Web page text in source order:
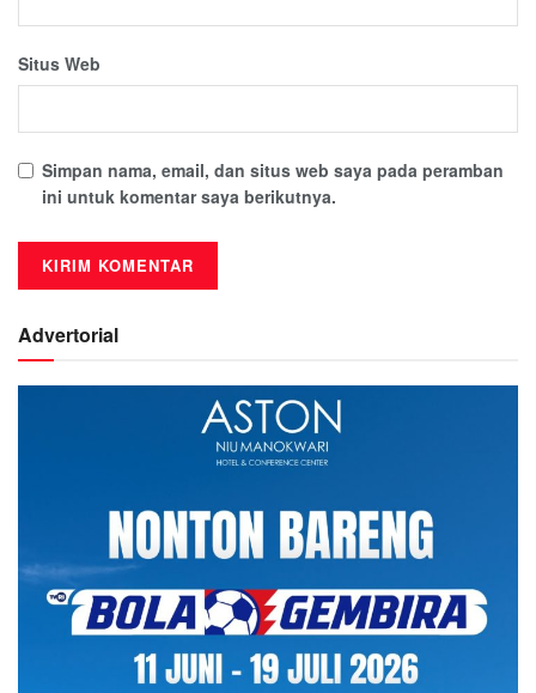
Situs Web
Simpan nama, email, dan situs web saya pada peramban
ini untuk komentar saya berikutnya.
Advertorial